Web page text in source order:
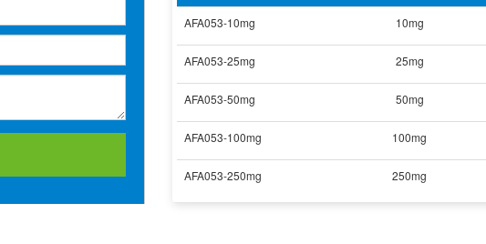
AFA053-10mg 10mg
AFA053-25mg 25mg
AFA053-50mg 50mg
AFA053-100mg 100mg
AFA053-250mg 250mg